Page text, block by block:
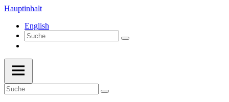
Hauptinhalt
English